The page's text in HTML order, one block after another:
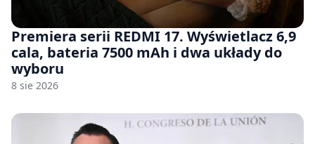
Premiera serii REDMI 17. Wyświetlacz 6,9
cala, bateria 7500 mAh i dwa układy do
wyboru
8 sie 2026